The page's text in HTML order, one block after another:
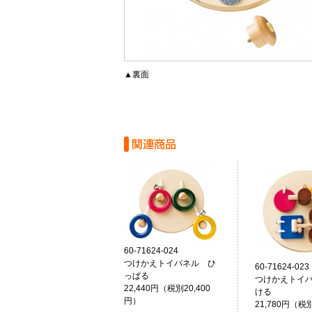
▲裏面
60-71624-024
つけかえトイパネル ひ
っぱる
22,440円（税別20,400
円）
60-71624-023
つけかえトイ
ける
21,780円（税